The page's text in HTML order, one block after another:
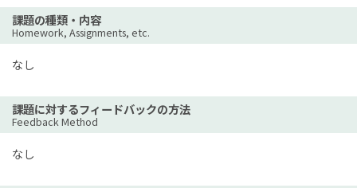
課題の種類・内容
Homework, Assignments, etc.
なし
課題に対するフィードバックの方法
Feedback Method
なし